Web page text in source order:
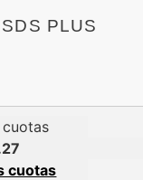
PLUS
cuotas
cuotas